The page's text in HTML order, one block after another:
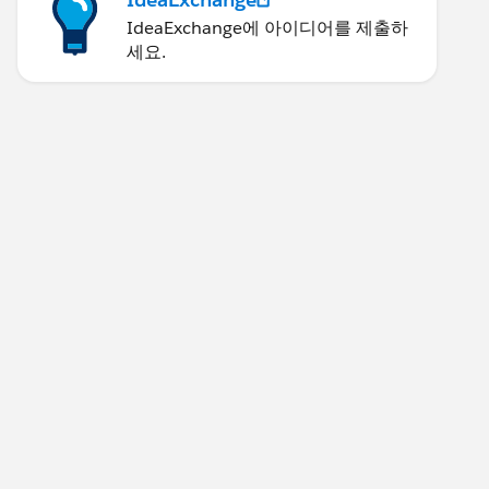
IdeaExchange에 아이디어를 제출하
세요.